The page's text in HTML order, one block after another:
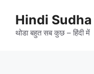
contentHindi Sudha
थोडा बहुत सब कुछ – हिंदी में